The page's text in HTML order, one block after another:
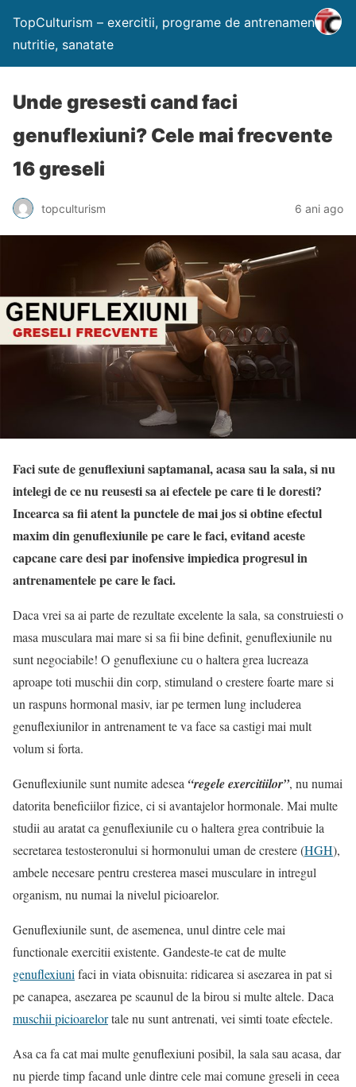
TopCulturism – exercitii, programe de antrenament,
nutritie, sanatate
Unde gresesti cand faci
genuflexiuni? Cele mai frecvente
16 greseli
topculturism 6 ani ago
Faci sute de genuflexiuni saptamanal, acasa sau la sala, si nu
intelegi de ce nu reusesti sa ai efectele pe care ti le doresti?
Incearca sa fii atent la punctele de mai jos si obtine efectul
maxim din genuflexiunile pe care le faci, evitand aceste
capcane care desi par inofensive impiedica progresul in
antrenamentele pe care le faci.
Daca vrei sa ai parte de rezultate excelente la sala, sa construiesti o
masa musculara mai mare si sa fii bine definit, genuflexiunile nu
sunt negociabile! O genuflexiune cu o haltera grea lucreaza
aproape toti muschii din corp, stimuland o crestere foarte mare si
un raspuns hormonal masiv, iar pe termen lung includerea
genuflexiunilor in antrenament te va face sa castigi mai mult
volum si forta.
Genuflexiunile sunt numite adesea “regele exercitiilor”, nu numai
datorita beneficiilor fizice, ci si avantajelor hormonale. Mai multe
studii au aratat ca genuflexiunile cu o haltera grea contribuie la
secretarea testosteronului si hormonului uman de crestere (HGH),
ambele necesare pentru cresterea masei musculare in intregul
organism, nu numai la nivelul picioarelor.
Genuflexiunile sunt, de asemenea, unul dintre cele mai
functionale exercitii existente. Gandeste-te cat de multe
genuflexiuni faci in viata obisnuita: ridicarea si asezarea in pat si
pe canapea, asezarea pe scaunul de la birou si multe altele. Daca
muschii picioarelortale nu sunt antrenati, vei simti toate efectele.
Asa ca fa cat mai multe genuflexiuni posibil, la sala sau acasa, dar
nu pierde timp facand unle dintre cele mai comune greseli in ceea